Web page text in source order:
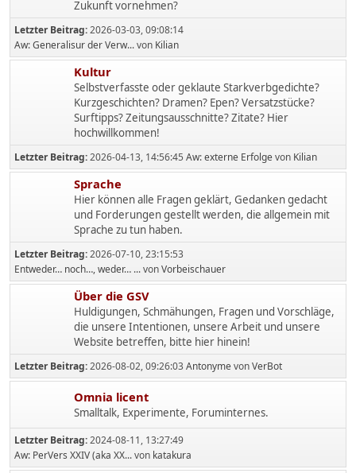
Zukunft vornehmen?
Letzter Beitrag:2026-03-03, 09:08:14
Aw: Generalisur der Verw...von Kilian
Kultur
Selbstverfasste oder geklaute Starkverbgedichte?
Kurzgeschichten? Dramen? Epen? Versatzstücke?
Surftipps? Zeitungsausschnitte? Zitate? Hier
hochwillkommen!
Letzter Beitrag:2026-04-13, 14:56:45 Aw: externe Erfolgevon Kilian
Sprache
Hier können alle Fragen geklärt, Gedanken gedacht
und Forderungen gestellt werden, die allgemein mit
Sprache zu tun haben.
Letzter Beitrag:2026-07-10, 23:15:53
Entweder… noch…, weder… ...vonVorbeischauer
Über die GSV
Huldigungen, Schmähungen, Fragen und Vorschläge,
die unsere Intentionen, unsere Arbeit und unsere
Website betreffen, bitte hier hinein!
Letzter Beitrag:2026-08-02, 09:26:03AntonymevonVerBot
Omnia licent
Smalltalk, Experimente, Foruminternes.
Letzter Beitrag:2024-08-11, 13:27:49
Aw: PerVers XXIV (aka XX...von katakura